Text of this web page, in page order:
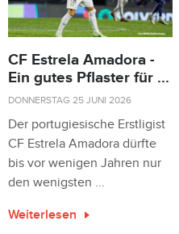
CF Estrela Amadora -
Ein gutes Pflaster für ...
DONNERSTAG 25 JUNI 2026
Der portugiesische Erstligist
CF Estrela Amadora dürfte
bis vor wenigen Jahren nur
den wenigsten ...
Weiterlesen